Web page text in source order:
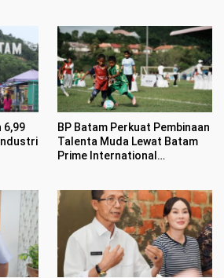
6,99
BP Batam Perkuat Pembinaan
Talenta Muda Lewat Batam
Prime International